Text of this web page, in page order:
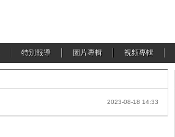
特別報導 圖片專輯 視頻專輯
2023-08-18 14:33